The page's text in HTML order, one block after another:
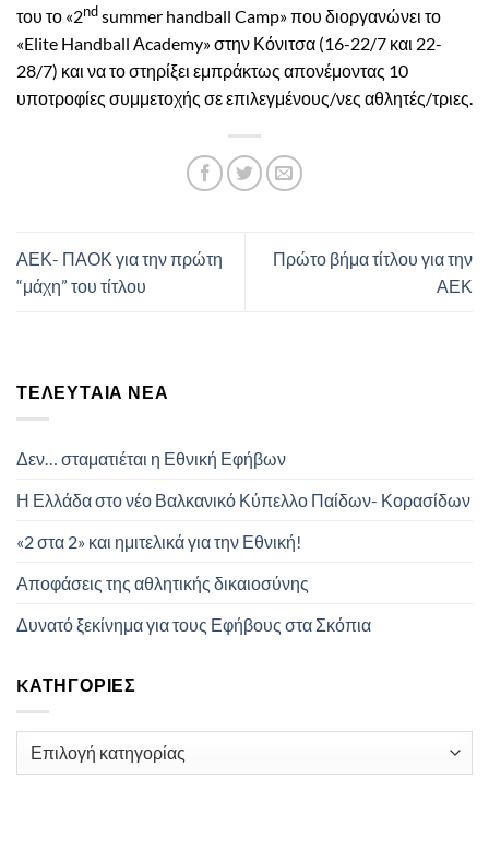
του το «2ndsummer handball Camp» που διοργανώνει το
«Elite Handball Αcademy» στην Κόνιτσα (16-22/7 και 22-
28/7) και να το στηρίξει εμπράκτως απονέμοντας 10
υποτροφίες συμμετοχής σε επιλεγμένους/νες αθλητές/τριες.
ΑΕΚ- ΠΑΟΚ για την πρώτη
“μάχη” του τίτλου
Πρώτο βήμα τίτλου για την
ΑΕΚ
ΤΕΛΕΥΤΑΊΑ ΝΈΑ
Δεν… σταματιέται η Εθνική Εφήβων
Η Ελλάδα στο νέο Βαλκανικό Κύπελλο Παίδων- Κορασίδων
«2 στα 2» και ημιτελικά για την Εθνική!
Αποφάσεις της αθλητικής δικαιοσύνης
Δυνατό ξεκίνημα για τους Εφήβους στα Σκόπια
KΑΤΗΓΟΡΊΕΣ
Kατηγορίες